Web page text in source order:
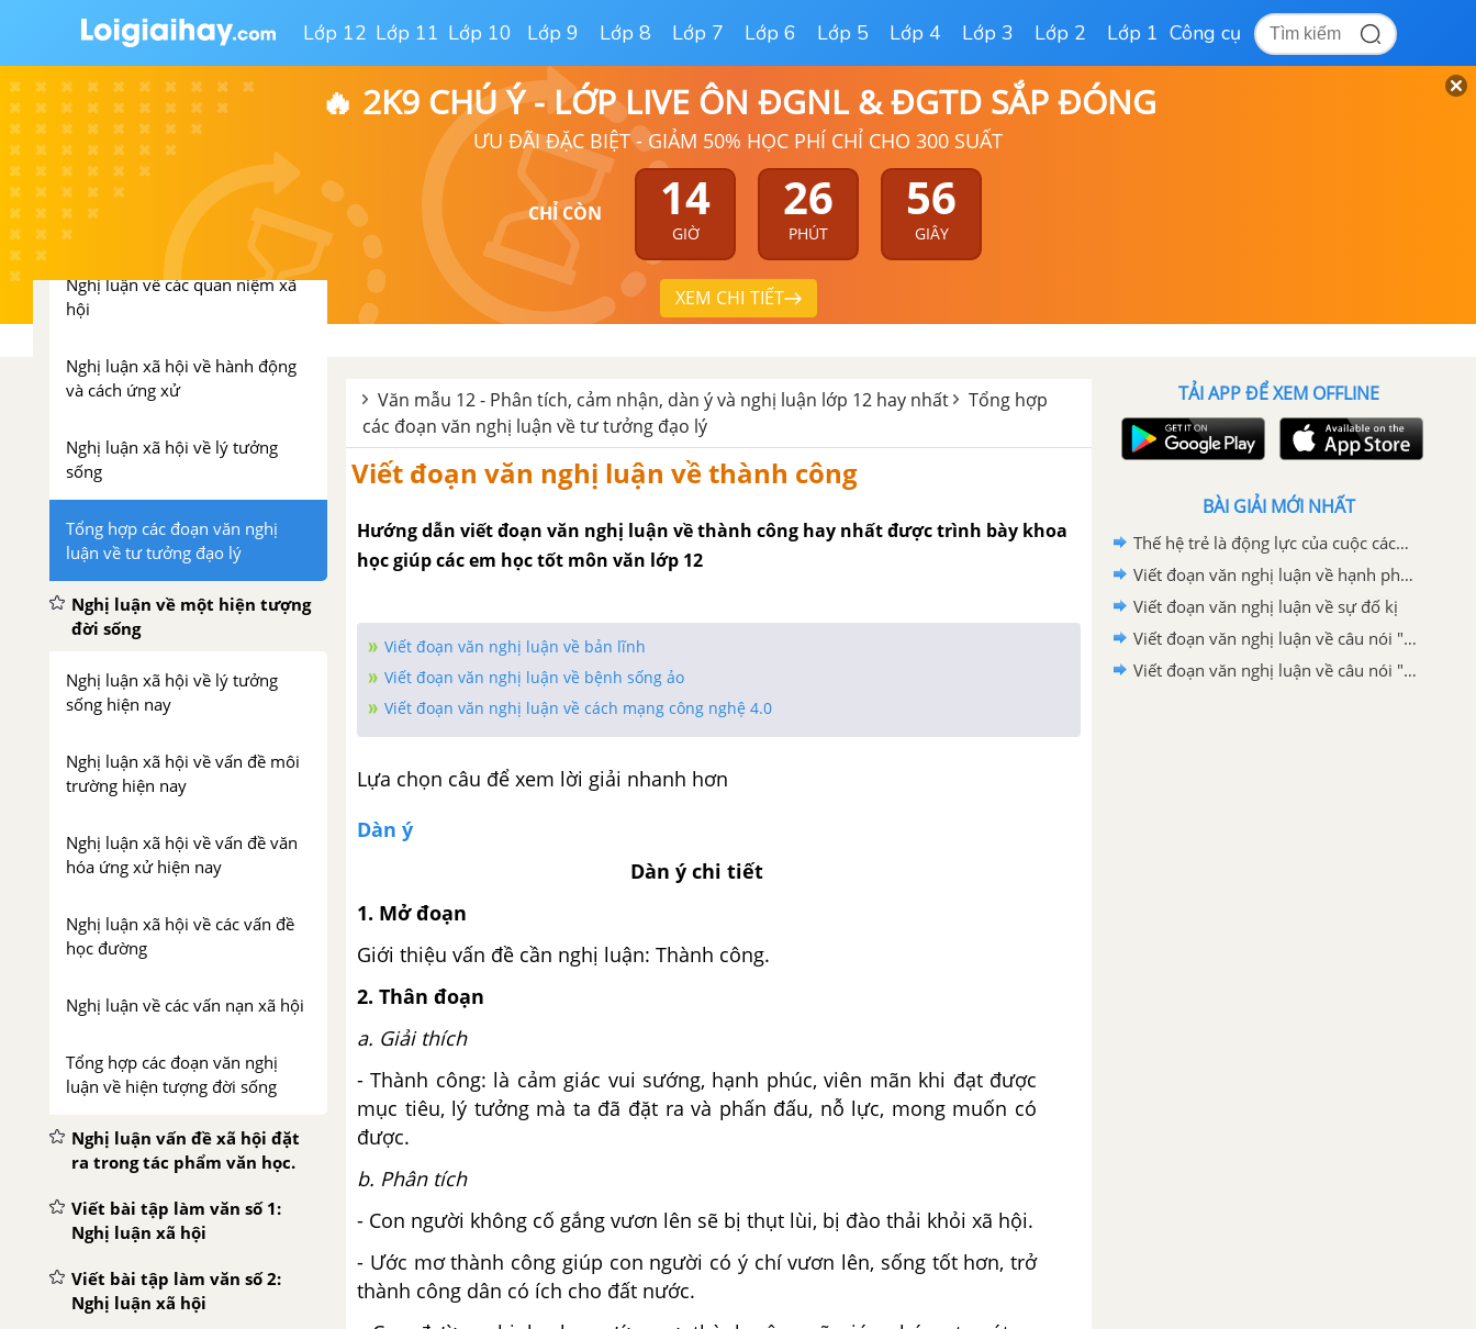
Lớp 12 Lớp 11 Lớp 10 Lớp 9 Lớp 8 Lớp 7 Lớp 6 Lớp 5 Lớp 4 Lớp 3 Lớp 2 Lớp 1 Công cụ
🔥 2K9 CHÚ Ý - LỚP LIVE ÔN ĐGNL & ĐGTD SẮP ĐÓNG
ƯU ĐÃI ĐẶC BIỆT - GIẢM 50% HỌC PHÍ CHỈ CHO 300 SUẤT
CHỈ CÒN 14
GIỜ
26
PHÚT
55
GIÂY
XEM CHI TIẾT
NGHỊ LUẬN XÃ HỘI LỚP 12
Nghị luận về một tư tưởng
đạo lý
Nghị luận xã hội về vấn đề đạo
đức
Nghị luận về các quan niệm xã
hội
Nghị luận xã hội về hành động
và cách ứng xử
Nghị luận xã hội về lý tưởng
sống
Tổng hợp các đoạn văn nghị
luận về tư tưởng đạo lý
Nghị luận về một hiện tượng
đời sống
Nghị luận xã hội về lý tưởng
sống hiện nay
Nghị luận xã hội về vấn đề môi
trường hiện nay
Nghị luận xã hội về vấn đề văn
hóa ứng xử hiện nay
Nghị luận xã hội về các vấn đề
học đường
Nghị luận về các vấn nạn xã hội
Tổng hợp các đoạn văn nghị
luận về hiện tượng đời sống
Nghị luận vấn đề xã hội đặt
ra trong tác phẩm văn học.
Viết bài tập làm văn số 1:
Nghị luận xã hội
Viết bài tập làm văn số 2:
Nghị luận xã hội
Văn mẫu 12 - Phân tích, cảm nhận, dàn ý và nghị luận lớp 12 hay nhất
Tổng hợp
các đoạn văn nghị luận về tư tưởng đạo lý
Viết đoạn văn nghị luận về thành công
Hướng dẫn viết đoạn văn nghị luận về thành công hay nhất được trình bày khoa
học giúp các em học tốt môn văn lớp 12
Viết đoạn văn nghị luận về bản lĩnh
Viết đoạn văn nghị luận về bệnh sống ảo
Viết đoạn văn nghị luận về cách mạng công nghệ 4.0
Lựa chọn câu để xem lời giải nhanh hơn
Dàn ý
Dàn ý chi tiết
1. Mở đoạn
Giới thiệu vấn đề cần nghị luận: Thành công.
2. Thân đoạn
a. Giải thích
- Thành công: là cảm giác vui sướng, hạnh phúc, viên mãn khi đạt được
mục tiêu, lý tưởng mà ta đã đặt ra và phấn đấu, nỗ lực, mong muốn có
được.
b. Phân tích
- Con người không cố gắng vươn lên sẽ bị thụt lùi, bị đào thải khỏi xã hội.
- Ước mơ thành công giúp con người có ý chí vươn lên, sống tốt hơn, trở
thành công dân có ích cho đất nước.
TẢI APP ĐỂ XEM OFFLINE
BÀI GIẢI MỚI NHẤT
Thế hệ trẻ là động lực của cuộc cách mạng công nghệ 4.0 nơi trí nhân tạo tự động hoá và dữ liệu lớn đóng vai trò cốt lõi lớp 12
Viết đoạn văn nghị luận về hạnh phúc
Viết đoạn văn nghị luận về sự đố kị
Viết đoạn văn nghị luận về câu nói "Nơi nào có ý chí, nơi đó có con đường"
Viết đoạn văn nghị luận về câu nói "Có những người không dám bước đi vì sợ gãy chân, nhưng sợ gãy chân mà không dám bước đi thì khác nào chân đã gãy"